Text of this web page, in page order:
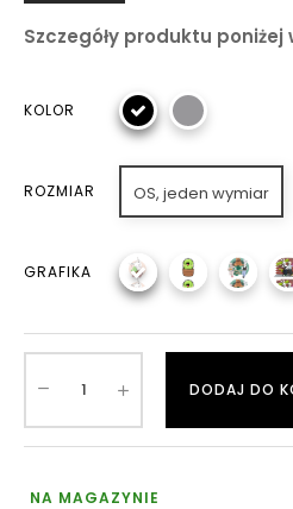
Szczegóły produktu poniżej
KOLOR
ROZMIAR OS, jeden wymiar
GRAFIKA
DODAJ DO
NA MAGAZYNIE